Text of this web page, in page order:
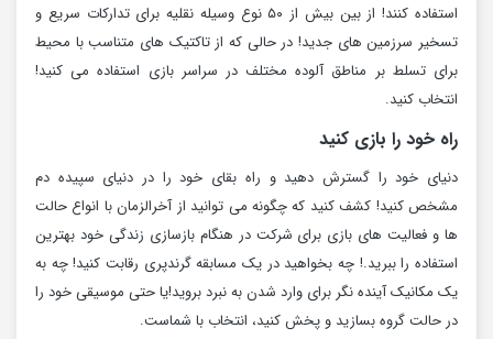
استفاده کنند! از بین بیش از ۵۰ نوع وسیله نقلیه برای تدارکات سریع و
تسخیر سرزمین های جدید! در حالی که از تاکتیک های متناسب با محیط
برای تسلط بر مناطق آلوده مختلف در سراسر بازی استفاده می کنید!
انتخاب کنید.
راه خود را بازی کنید
دنیای خود را گسترش دهید و راه بقای خود را در دنیای سپیده دم
مشخص کنید! کشف کنید که چگونه می توانید از آخرالزمان با انواع حالت
ها و فعالیت های بازی برای شرکت در هنگام بازسازی زندگی خود بهترین
استفاده را ببرید.! چه بخواهید در یک مسابقه گرندپری رقابت کنید! چه به
یک مکانیک آینده نگر برای وارد شدن به نبرد بروید!یا حتی موسیقی خود را
در حالت گروه بسازید و پخش کنید، انتخاب با شماست.